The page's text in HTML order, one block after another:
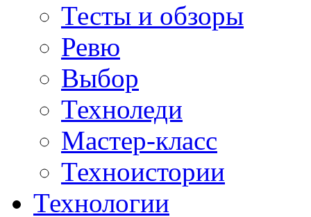
Тесты и обзоры
Ревю
Выбор
Техноледи
Мастер-класс
Техноистории
Технологии